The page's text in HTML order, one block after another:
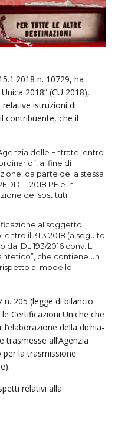
n. 10729, ha
2018” (CU 2018),
relative istruzioni di
contribuente, che il
delle Entrate, entro
al fine di
da parte della stessa
2018 PF e in
dei sostituti
al soggetto
il 31.3.2018 (a seguito
DL 193/2016 conv. L.
che contiene un
al modello
n. 205 (legge di bilancio
Certificazioni Uniche che
della dichia­
all’A­genzia
la trasmissione
relativi alla